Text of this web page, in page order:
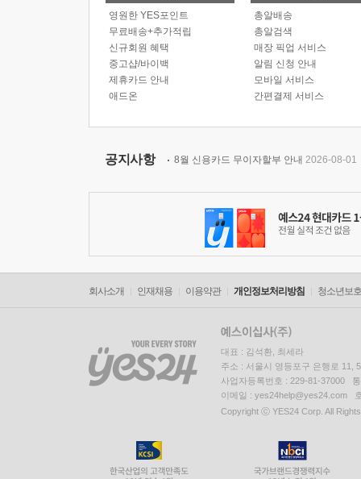
영원한 YES포인트
무료배송+추가적립
신규회원 혜택
중고샵/바이백
제휴카드 안내
애드온
총알배송
총알검색
매장 픽업 서비스
알림 신청 안내
모바일 서비스
간편결제 서비스
공지사항 8월 신용카드 무이자할부 안내 2026-08-01
회사소개 인재채용 이용약관 개인정보처리방침 청소년보
대표 : 김석환, 최세라
주소 : 서울시 영등포구 은행로 11,
사업자등록번호 : 229-81-37000
이메일 : yes24help@yes24.com
Copyright ⓒ YES24 Corp. All